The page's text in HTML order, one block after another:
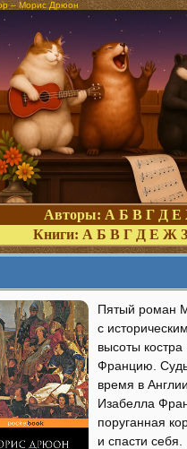
– Морис Дрюон
Авторы: А Б В Г Д Е
Книги: А Б В Г Д Е Ж З
Пятый роман
с
высоты
Францию.
время в
Изабелла
поруганная
и спасти